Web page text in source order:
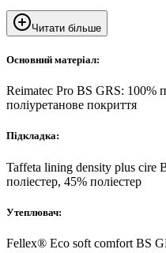
Читати більше
Основний матеріал:
Reimatec Pro BS GRS: 100%
поліуретанове покриття
Підкладка:
Taffeta lining density plus cire
поліестер, 45% поліестер
Утеплювач:
Fellex® Eco soft comfort BS